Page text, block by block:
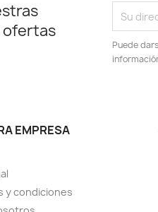
ofertas
Puede
EMPRESA
y condiciones